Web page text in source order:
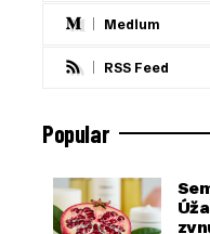
Medium
RSS Feed
Popular